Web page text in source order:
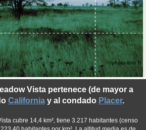
Vista pertenece (de mayor a
Californiay al condado Placer.
cubre 14,4 km², tiene 3.217 habitantes (censo
©photo-libre.fr